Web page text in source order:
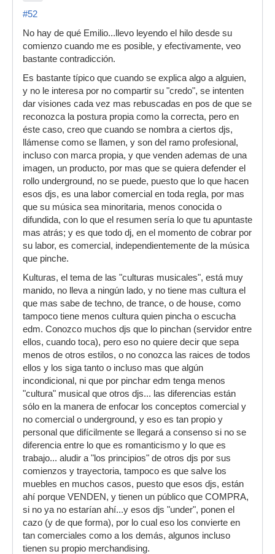
#52
No hay de qué Emilio...llevo leyendo el hilo desde su
comienzo cuando me es posible, y efectivamente, veo
bastante contradicción.
Es bastante típico que cuando se explica algo a alguien,
y no le interesa por no compartir su "credo", se intenten
dar visiones cada vez mas rebuscadas en pos de que se
reconozca la postura propia como la correcta, pero en
éste caso, creo que cuando se nombra a ciertos djs,
llámense como se llamen, y son del ramo profesional,
incluso con marca propia, y que venden ademas de una
imagen, un producto, por mas que se quiera defender el
rollo underground, no se puede, puesto que lo que hacen
esos djs, es una labor comercial en toda regla, por mas
que su música sea minoritaria, menos conocida o
difundida, con lo que el resumen sería lo que tu apuntaste
mas atrás; y es que todo dj, en el momento de cobrar por
su labor, es comercial, independientemente de la música
que pinche.
Kulturas, el tema de las "culturas musicales", está muy
manido, no lleva a ningún lado, y no tiene mas cultura el
que mas sabe de techno, de trance, o de house, como
tampoco tiene menos cultura quien pincha o escucha
edm. Conozco muchos djs que lo pinchan (servidor entre
ellos, cuando toca), pero eso no quiere decir que sepa
menos de otros estilos, o no conozca las raices de todos
ellos y los siga tanto o incluso mas que algún
incondicional, ni que por pinchar edm tenga menos
"cultura" musical que otros djs... las diferencias están
sólo en la manera de enfocar los conceptos comercial y
no comercial o underground, y eso es tan propio y
personal que difícilmente se llegará a consenso si no se
diferencia entre lo que es romanticismo y lo que es
trabajo... aludir a "los principios" de otros djs por sus
comienzos y trayectoria, tampoco es que salve los
muebles en muchos casos, puesto que esos djs, están
ahí porque VENDEN, y tienen un público que COMPRA,
si no ya no estarían ahí...y esos djs "under", ponen el
cazo (y de que forma), por lo cual eso los convierte en
tan comerciales como a los demás, algunos incluso
tienen su propio merchandising.